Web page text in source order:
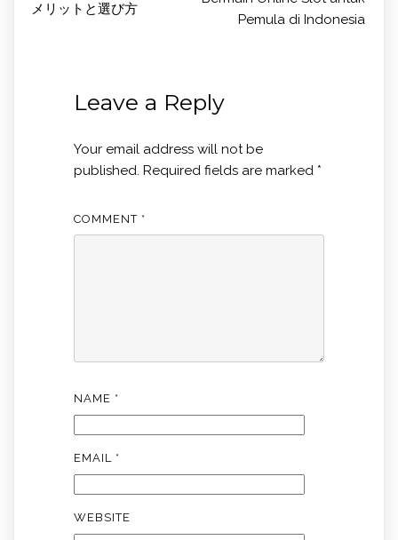
メリットと選び方
Pemula di Indonesia
Leave a Reply
Your email address will not be
published. Required fields are marked *
COMMENT *
NAME *
EMAIL *
WEBSITE